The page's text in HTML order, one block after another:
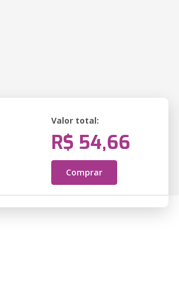
Valor total:
R$ 54,66
Comprar